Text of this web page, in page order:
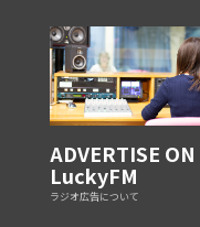
ADVERTISE ON
LuckyFM
ラジオ広告について